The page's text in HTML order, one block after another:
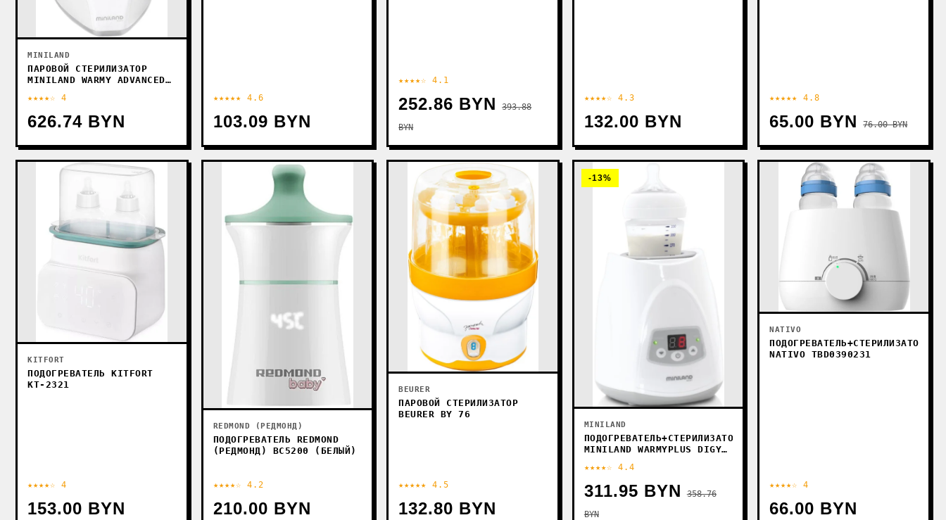
MINILAND
ПАРОВОЙ СТЕРИЛИЗАТОР
MINILAND WARMY ADVANCED
★★★★☆ 4
626.74 BYN
★★★★★ 4.6
103.09 BYN
★★★★☆ 4.1
252.86 BYN
393.88
BYN
★★★★☆ 4.3
132.00 BYN
★★★★★ 4.8
65.00 BYN 76.00 BYN
KITFORT
ПОДОГРЕВАТЕЛЬ KITFORT
КТ-2321
★★★★☆ 4
153.00 BYN
REDMOND (РЕДМОНД)
ПОДОГРЕВАТЕЛЬ REDMOND
(РЕДМОНД) BC5200 (БЕЛЫЙ)
★★★★☆ 4.2
210.00 BYN
BEURER
ПАРОВОЙ СТЕРИЛИЗАТОР
BEURER BY 76
★★★★★ 4.5
132.80 BYN
-13%
MINILAND
ПОДОГРЕВАТЕЛЬ+СТЕРИЛИЗАТОР
MINILAND WARMYPLUS DIGY
★★★★☆ 4.4
311.95 BYN
358.76
BYN
NATIVO
ПОДОГРЕВАТЕЛЬ+СТЕРИЛИЗАТОР
NATIVO TBD0390231
★★★★☆ 4
66.00 BYN